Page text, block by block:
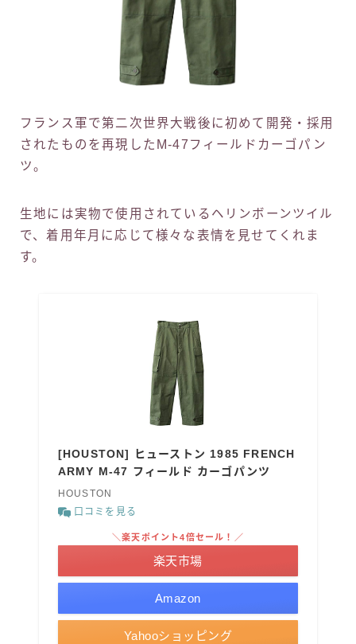
フランス軍で第二次世界大戦後に初めて開発・採用
されたものを再現したM-47フィールドカーゴパン
ツ。
生地には実物で使用されているヘリンボーンツイル
で、着用年月に応じて様々な表情を見せてくれま
す。
[HOUSTON] ヒューストン 1985 FRENCH
ARMY M-47 フィールド カーゴパンツ
HOUSTON
口コミを見る
Amazon
＼楽天ポイント4倍セール！／
楽天市場
Yahooショッピング